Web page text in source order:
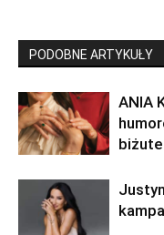
PODOBNE ARTYKUŁY
ANIA